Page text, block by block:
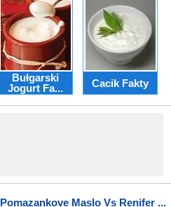
Bułgarski
Jogurt Fa...
Cacik Fakty
Pomazankove Maslo Vs Renifer ...